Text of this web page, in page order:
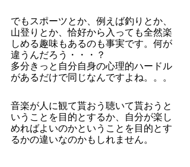
でもスポーツとか、例えば釣りとか、
山登りとか、恰好から入っても全然楽
しめる趣味もあるのも事実です。何が
違うんだろう・・・？
多分きっと自分自身の心理的ハードル
があるだけで同じなんですよね。。。
音楽が人に観て貰おう聴いて貰おうと
いうことを目的とするか、自分が楽し
めればよいのかということを目的とす
るかの違いなのかもしれません。